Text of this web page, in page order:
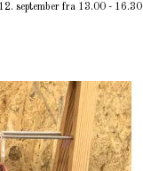
september fra 13.00 - 16.30